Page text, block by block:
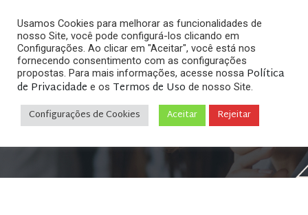
Arquivos
Home»Posts tagged "marco civil internet"
Usamos Cookies para melhorar as funcionalidades de
nosso Site, você pode configurá-los clicando em
Configurações. Ao clicar em "Aceitar", você está nos
fornecendo consentimento com as configurações
propostas. Para mais informações, acesse nossa Política
de Privacidade e os Termos de Uso de nosso Site.
Configurações de Cookies Aceitar Rejeitar